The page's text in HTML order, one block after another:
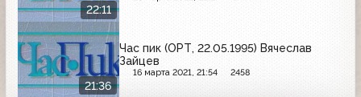
22:11
21:36
Час пик (ОРТ, 22.05.1995) Вячеслав
Зайцев
16 марта 2021, 21:54 2458